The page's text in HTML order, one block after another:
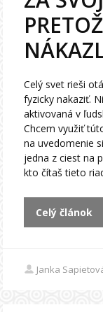
Celý svet rieši
fyzicky nakaziť.
aktivovaná v
Chcem využiť
na uvedomenie
jedna z ciest na
kto čítaš tieto
Celý článok
Janka